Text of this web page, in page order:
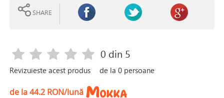
SHARE
Revizuieste acest produs
0 din 5
de la0 persoane
de la 44.2 RON/lună